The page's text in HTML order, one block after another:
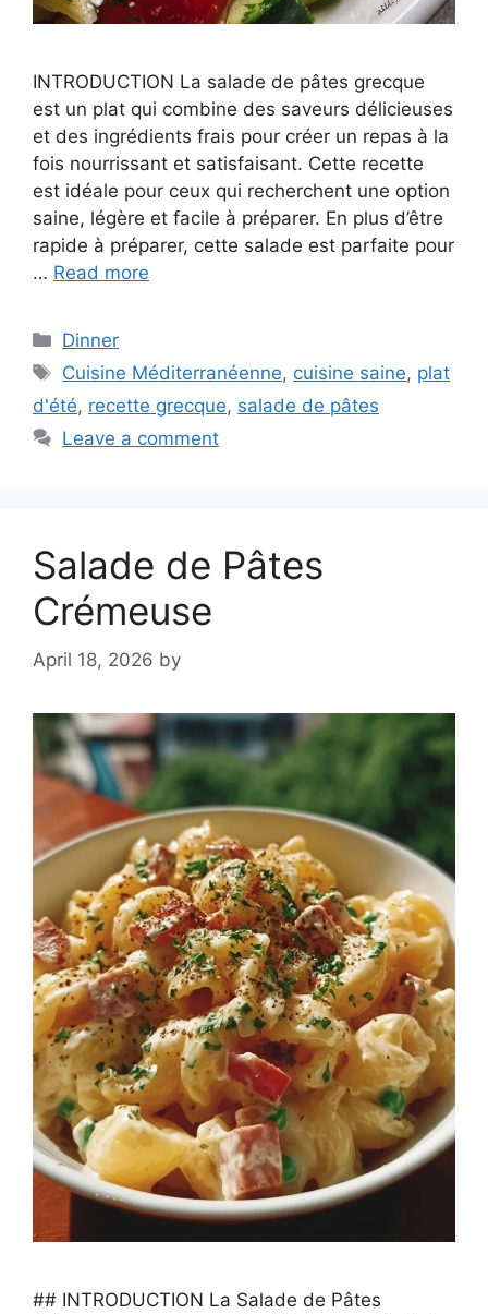
INTRODUCTION La salade de pâtes grecque
est un plat qui combine des saveurs délicieuses
et des ingrédients frais pour créer un repas à la
fois nourrissant et satisfaisant. Cette recette
est idéale pour ceux qui recherchent une option
saine, légère et facile à préparer. En plus d’être
rapide à préparer, cette salade est parfaite pour
… Read more
Categories
Dinner
Tags
Cuisine Méditerranéenne, cuisine saine, plat
d'été, recette grecque, salade de pâtes
Leave a comment
Salade de Pâtes
Crémeuse
April 18, 2026 by
## INTRODUCTION La Salade de Pâtes